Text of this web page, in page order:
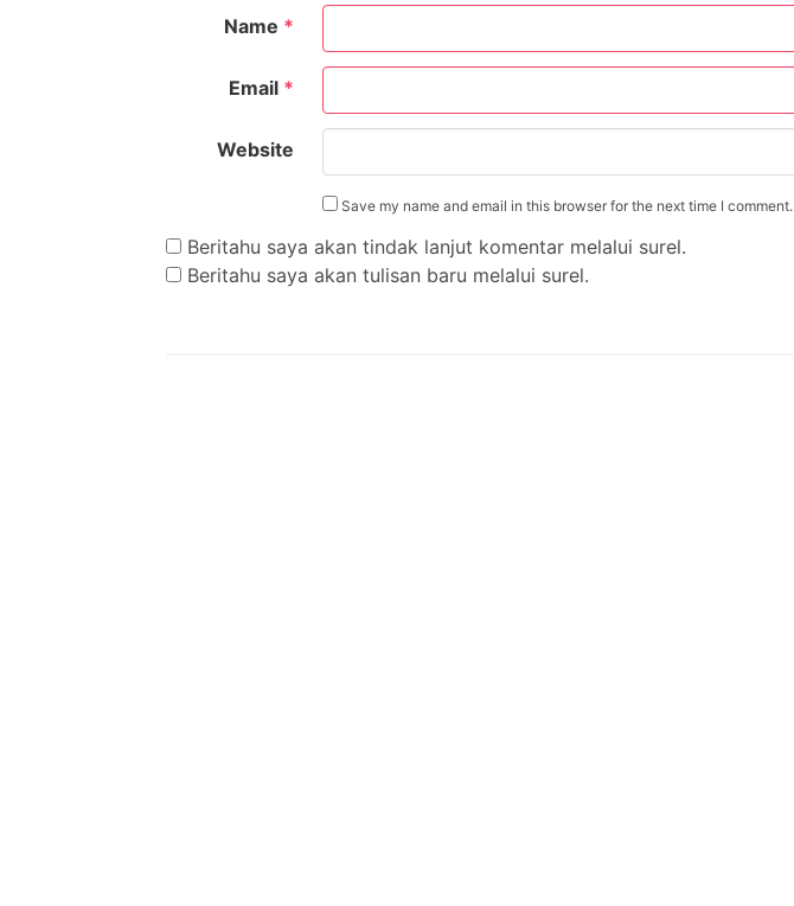
Name *
Email *
Website
Save my name and email in this browser for the next time I comment.
Beritahu saya akan tindak lanjut komentar melalui surel.
Beritahu saya akan tulisan baru melalui surel.